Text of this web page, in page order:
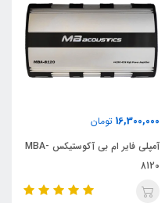
16,300,000 تومان
آمپلی فایر ام بی آکوستیکس MBA-
8120